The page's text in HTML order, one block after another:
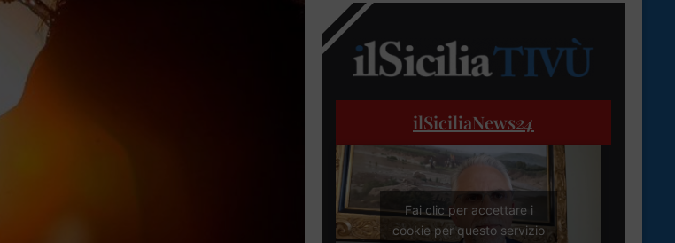
ilSiciliaNews24
Fai clic per accettare i
cookie per questo servizio